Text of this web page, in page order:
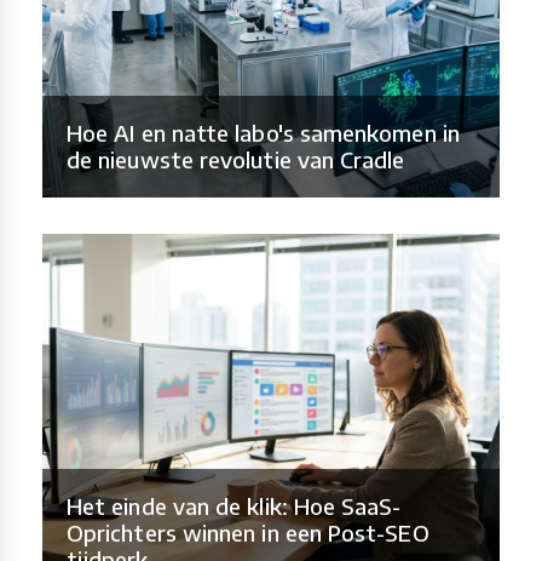
Hoe AI en natte labo's samenkomen in
de nieuwste revolutie van Cradle
Het einde van de klik: Hoe SaaS-
Oprichters winnen in een Post-SEO